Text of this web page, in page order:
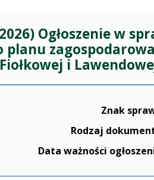
Ogłoszenie w
planu
i
Znak
Rodzaj
Data ważności